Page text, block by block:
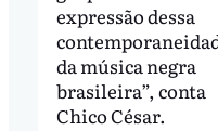
expressão dessa
da música negra
brasileira”, conta
Chico César.